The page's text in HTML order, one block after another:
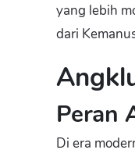
yang lebih
dari
Peran
Di era